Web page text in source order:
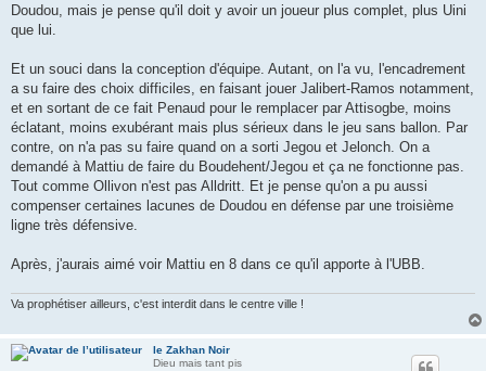
Doudou, mais je pense qu'il doit y avoir un joueur plus complet, plus Uini
que lui.
Et un souci dans la conception d'équipe. Autant, on l'a vu, l'encadrement
a su faire des choix difficiles, en faisant jouer Jalibert-Ramos notamment,
et en sortant de ce fait Penaud pour le remplacer par Attisogbe, moins
éclatant, moins exubérant mais plus sérieux dans le jeu sans ballon. Par
contre, on n'a pas su faire quand on a sorti Jegou et Jelonch. On a
demandé à Mattiu de faire du Boudehent/Jegou et ça ne fonctionne pas.
Tout comme Ollivon n'est pas Alldritt. Et je pense qu'on a pu aussi
compenser certaines lacunes de Doudou en défense par une troisième
ligne très défensive.
Après, j'aurais aimé voir Mattiu en 8 dans ce qu'il apporte à l'UBB.
Va prophétiser ailleurs, c'est interdit dans le centre ville !
le Zakhan Noir
Dieu mais tant pis